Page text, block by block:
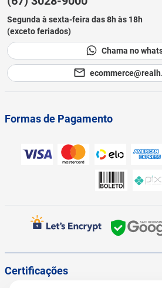
Como Comprar
Black Friday
Cadastre-se
Lista de Desejos
Segunda à sexta-feira das 8h às 18h
(exceto feriados)
Chama no
Formas de Pagamento
Certificações